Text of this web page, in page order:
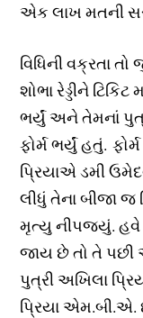
એક લાખ મતની
વિધિની વક્રતા
શોભા રેડ્ડીને
ભર્યું અને તેમનાં
ફોર્મ ભર્યું હતું.
પ્રિયાએ ડમી
લીધું તેના બીજા જ
મૃત્યુ નીપજ્યું. હવે
જાય છે તો તે પછી
પુત્રી અખિલા
પ્રિયા એમ.બી.એ.